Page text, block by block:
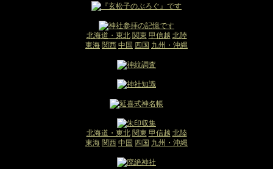
北海道・東北 関東 甲信越 北陸
東海 関西 中国 四国 九州・沖縄
北海道・東北 関東 甲信越 北陸
東海 関西 中国 四国 九州・沖縄